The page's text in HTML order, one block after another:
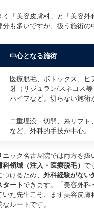
「美容皮膚科」と「美容外
も多いですが、扱う施術の
中心となる施術
医療脱毛、ボトックス、ヒ
射（リジュラン/スネコス等
ハイフなど。切らない施術
二重埋没・切開、糸リフト
など、外科的手技が中心。
ニック名古屋院では両方を扱
領域（注入・医療脱毛） で
けるため、 外科経験がない
タートできます。「美容外科
いた先生こそ、まず美容皮膚
ルートです。